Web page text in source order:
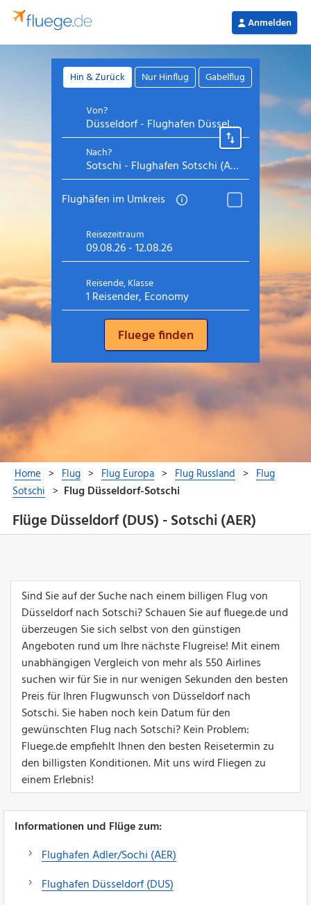
Flüge Düsseldorf (DUS) - Sotschi (AER)
Sind Sie auf der Suche nach einem billigen Flug von
Düsseldorf nach Sotschi? Schauen Sie auf fluege.de und
überzeugen Sie sich selbst von den günstigen
Angeboten rund um Ihre nächste Flugreise! Mit einem
unabhängigen Vergleich von mehr als 550 Airlines
suchen wir für Sie in nur wenigen Sekunden den besten
Preis für Ihren Flugwunsch von Düsseldorf nach
Sotschi. Sie haben noch kein Datum für den
gewünschten Flug nach Sotschi? Kein Problem:
Fluege.de empfiehlt Ihnen den besten Reisetermin zu
den billigsten Konditionen. Mit uns wird Fliegen zu
einem Erlebnis!
Informationen und Flüge zum:
Flughafen Adler/Sochi (AER)
Flughafen Düsseldorf (DUS)